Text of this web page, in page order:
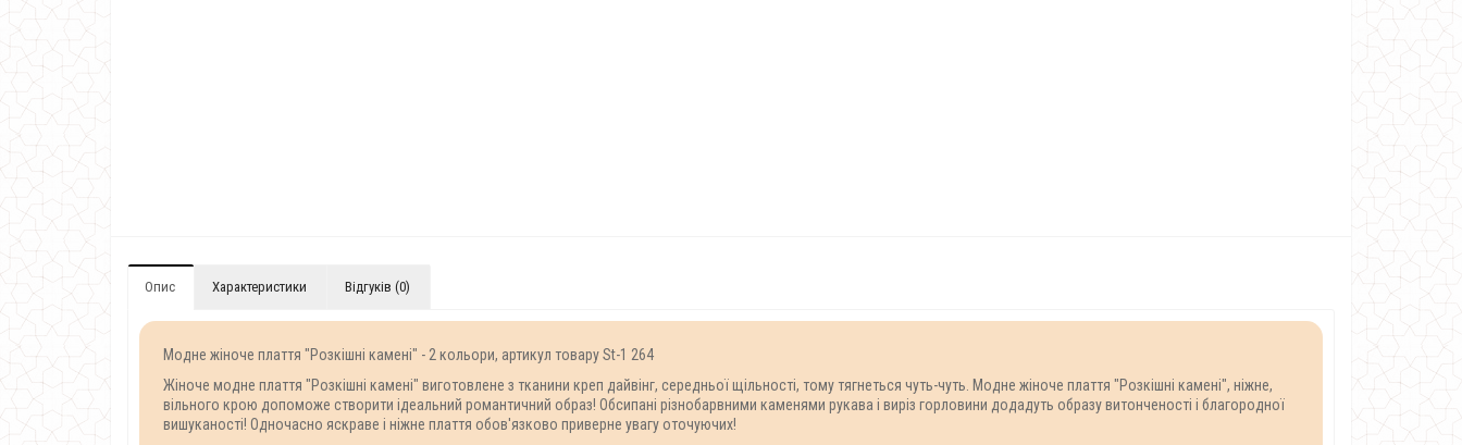
Опис Характеристики Відгуків (0)
Модне жіноче плаття "Розкішні камені" - 2 кольори, артикул товару St-1 264
Жіноче модне плаття "Розкішні камені" виготовлене з тканини креп дайвінг, середньої щільності, тому тягнеться чуть-чуть. Модне жіноче плаття "Розкішні камені", ніжне,
вільного крою допоможе створити ідеальний романтичний образ! Обсипані різнобарвними каменями рукава і виріз горловини додадуть образу витонченості і благородної
вишуканості! Одночасно яскраве і ніжне плаття обов'язково приверне увагу оточуючих!